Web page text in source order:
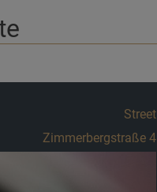
Street
Lauchagrundstraße 48